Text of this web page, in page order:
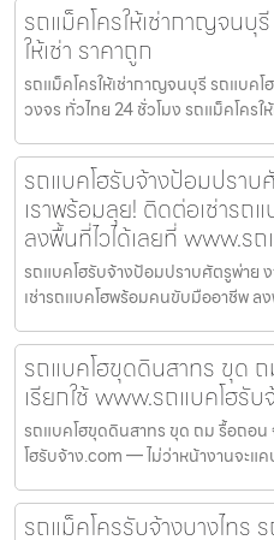
รถแม็คโครให้เช่ากาญจนบุ
ให้เช่า ราคาถูก
รถแม็คโครให้เช่ากาญจนบุรี รถแบคโ
วงจร ทั่วไทย 24 ชั่วโมง รถแม็คโคร
รถแบคโฮรับจ้างป้อมปราบ
เราพร้อมลุย! ติดต่อเช่าร
ลงพื้นที่ไวได้เลยที่ www.ร
รถแบคโฮรับจ้างป้อมปราบศัตรูพ่าย
เช่ารถแบคโฮพร้อมคนขับมืออาชีพ ล
รถแบคโฮขุดดินสาทร ขุด
เรียกใช้ www.รถแบคโฮรั
รถแบคโฮขุดดินสาทร ขุด ถม รื้อถอน
โฮรับจ้าง.com — ไม่ว่าหน้างานจะแ
รถแม็คโครรับจ้างบางไทร